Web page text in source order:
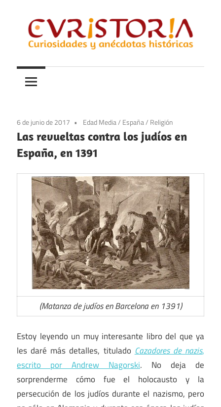
contenido
Curistoria
y
anécdotas
historia
6 de junio de 2017 Edad Media/ España/ Religión
Las revueltas contra los judíos en
España, en 1391
(Matanza de judíos en Barcelona en 1391)
Estoy leyendo un muy interesante libro del que ya
les daré más detalles, titulado Cazadores de nazis,
escrito por Andrew Nagorski. No deja de
sorprenderme cómo fue el holocausto y la
persecución de los judíos durante el nazismo, pero